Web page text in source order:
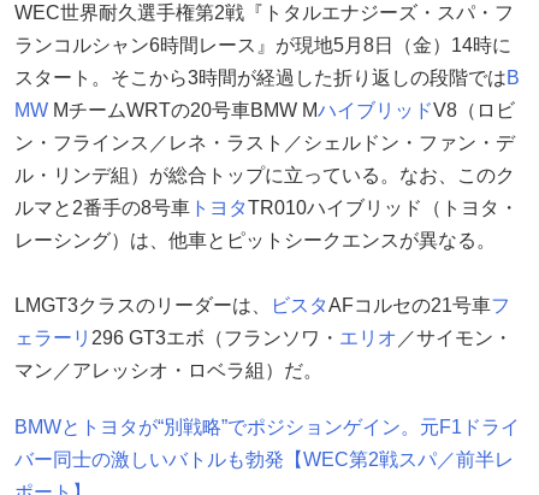
WEC世界耐久選手権第2戦『トタルエナジーズ・スパ・フ
ランコルシャン6時間レース』が現地5月8日（金）14時に
スタート。そこから3時間が経過した折り返しの段階ではB
MW MチームWRTの20号車BMW MハイブリッドV8（ロビ
ン・フラインス／レネ・ラスト／シェルドン・ファン・デ
ル・リンデ組）が総合トップに立っている。なお、このク
ルマと2番手の8号車 トヨタTR010ハイブリッド（トヨタ・
レーシング）は、他車とピットシークエンスが異なる。
LMGT3クラスのリーダーは、 ビスタAFコルセの21号車フ
ェラーリ 296 GT3エボ（フランソワ・ エリオ ／サイモン・
マン／アレッシオ・ロベラ組）だ。
BMWとトヨタが“別戦略”でポジションゲイン。元F1ドライ
バー同士の激しいバトルも勃発【WEC第2戦スパ／前半レ